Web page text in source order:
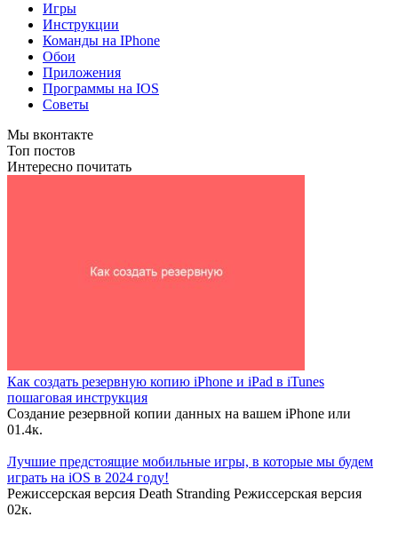
Игры
Инструкции
Команды на IPhone
Обои
Приложения
Программы на IOS
Советы
Мы вконтакте
Топ постов
Интересно почитать
Как создать резервную копию iPhone и iPad в iTunes
пошаговая инструкция
Создание резервной копии данных на вашем iPhone или
01.4к.
Лучшие предстоящие мобильные игры, в которые мы будем
играть на iOS в 2024 году!
Режиссерская версия Death Stranding Режиссерская версия
02к.